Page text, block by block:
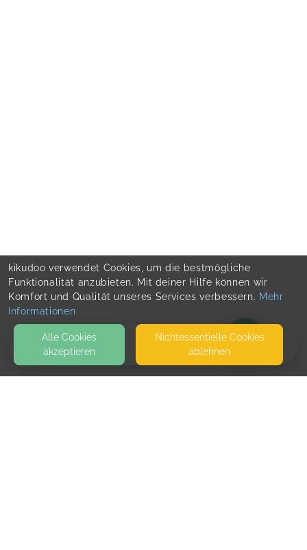
kikudoo verwendet Cookies, um die bestmögliche
Funktionalität anzubieten. Mit deiner Hilfe können wir
Komfort und Qualität unseres Services verbessern. Mehr
Informationen
Alle Cookies
akzeptieren
Nicht­essentielle Cookies
ablehnen